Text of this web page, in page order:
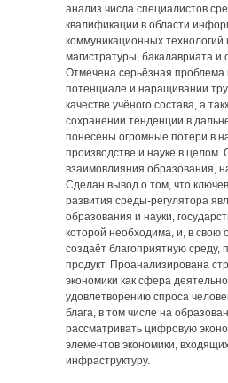
анализ числа специалистов
квалификации в области
коммуникационных технологий
магистратуры, бакалавриата и
Отмечена серьёзная проблема
потенциале и наращивании
качестве учёного состава, а
сохранении тенденции в
понесены огромные потери в
производстве и науке в
взаимовлияния образования,
Сделан вывод о том, что
развития среды-регулятора
образования и науки,
которой необходима, и, в свою
создаёт благоприятную среду,
продукт. Проанализирована
экономики как сфера
удовлетворению спроса
блага, в том числе на
рассматривать цифровую
элементов экономики,
инфраструктуру.